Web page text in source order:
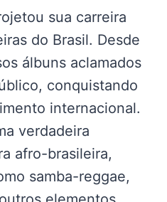
sua carreira
do Brasil. Desde
álbuns aclamados
conquistando
internacional.
verdadeira
afro-brasileira,
samba-reggae,